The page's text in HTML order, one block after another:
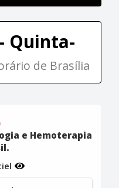
Quinta-
de Brasília
e Hemoterapia